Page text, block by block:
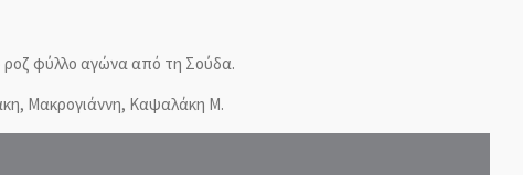
ροζ φύλλο αγώνα από τη Σούδα.
Μακρογιάννη, Καψαλάκη Μ.